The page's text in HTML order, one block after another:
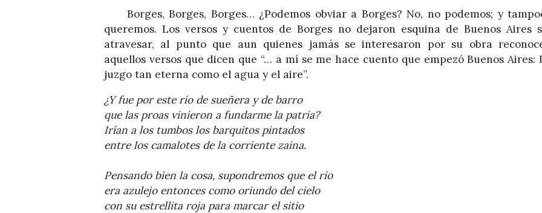
Borges, Borges, Borges… ¿Podemos obviar a Borges? No, no podemos; y
queremos. Los versos y cuentos de Borges no dejaron esquina de Buenos Aires
atravesar, al punto que aun quienes jamás se interesaron por su obra
aquellos versos que dicen que “… amí se me hace cuento que empezó Buenos Aires:
juzgo tan eterna como el agua y el aire”.
¿Y fue por este río de sueñera y de barro
que las proas vinieron a fundarme la patria?
Irían a los tumbos los barquitos pintados
entre los camalotes de la corriente zaina.
Pensando bien la cosa, supondremos que el río
era azulejo entonces como oriundo del cielo
con su estrellita roja para marcar el sitio